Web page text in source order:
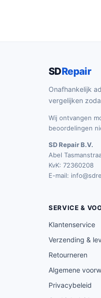
SDRepair
Onafhankelijk
vergelijken
Wij ontvangen
beoordelingen
SD Repair B.V.
Abel
KvK: 72360208
E-mail:
SERVICE &
Klantenservice
Verzending &
Retourneren
Algemene
Privacybeleid